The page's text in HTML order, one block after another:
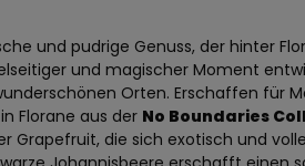
und pudrige Genuss, der hinter
und magischer Moment
Orten. Erschaffen für
Florane aus der No Boundaries
Grapefruit, die sich exotisch und